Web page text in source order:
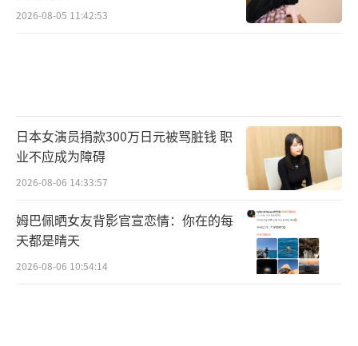
2026-08-05 11:42:53
日本女演员捐款300万日元被骂脏钱 职
业不应成为障碍
2026-08-06 14:33:57
姆巴佩晒女友背影官宣恋情：你在的每
天都是晴天
2026-08-06 10:54:14